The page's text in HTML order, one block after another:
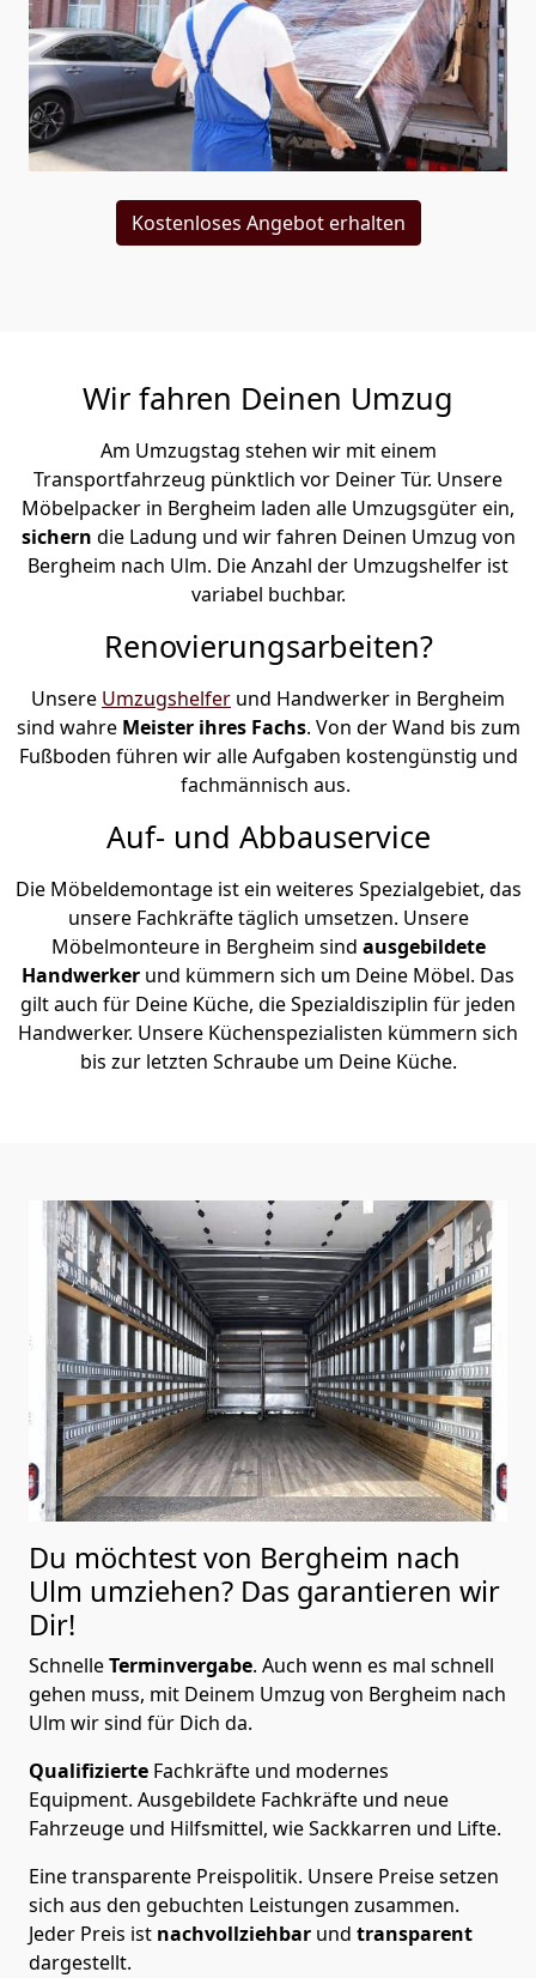
Kostenloses Angebot erhalten
Wir fahren Deinen Umzug
Am Umzugstag stehen wir mit einem
Transportfahrzeug pünktlich vor Deiner Tür. Unsere
Möbelpacker in Bergheim laden alle Umzugsgüter ein,
sichern die Ladung und wir fahren Deinen Umzug von
Bergheim nach Ulm. Die Anzahl der Umzugshelfer ist
variabel buchbar.
Renovierungsarbeiten?
Unsere Umzugshelfer und Handwerker in Bergheim
sind wahre Meister ihres Fachs. Von der Wand bis zum
Fußboden führen wir alle Aufgaben kostengünstig und
fachmännisch aus.
Auf- und Abbauservice
Die Möbeldemontage ist ein weiteres Spezialgebiet, das
unsere Fachkräfte täglich umsetzen. Unsere
Möbelmonteure in Bergheim sind ausgebildete
Handwerker und kümmern sich um Deine Möbel. Das
gilt auch für Deine Küche, die Spezialdisziplin für jeden
Handwerker. Unsere Küchenspezialisten kümmern sich
bis zur letzten Schraube um Deine Küche.
Du möchtest von Bergheim nach
Ulm umziehen? Das garantieren wir
Dir!
SchnelleTerminvergabe. Auch wenn es mal schnell
gehen muss, mit Deinem Umzug von Bergheim nach
Ulm wir sind für Dich da.
Qualifizierte Fachkräfte und modernes
Equipment. Ausgebildete Fachkräfte und neue
Fahrzeuge und Hilfsmittel, wie Sackkarren und Lifte.
Eine transparente Preispolitik. Unsere Preise setzen
sich aus den gebuchten Leistungen zusammen.
Jeder Preis ist nachvollziehbar und transparent
dargestellt.